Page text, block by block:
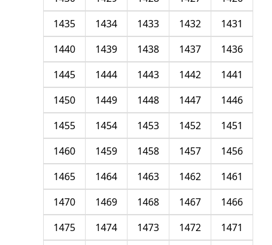
1431
1432
1433
1434
1435
1436
1437
1438
1439
1440
1441
1442
1443
1444
1445
1446
1447
1448
1449
1450
1451
1452
1453
1454
1455
1456
1457
1458
1459
1460
1461
1462
1463
1464
1465
1466
1467
1468
1469
1470
1471
1472
1473
1474
1475